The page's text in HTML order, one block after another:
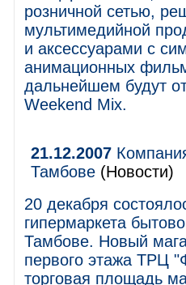
розничной сетью,
мультимедийной
и аксессуарами с
анимационных
дальнейшем будут
Weekend Mix.
21.12.2007
Тамбове (Новости)
20 декабря
гипермаркета
Тамбове. Новый
первого этажа ТРЦ
торговая площадь